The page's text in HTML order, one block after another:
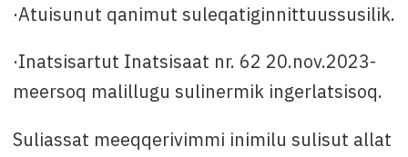
·Atuisunut qanimut suleqatiginnittuussusilik.
·Inatsisartut Inatsisaat nr. 62 20.nov.2023-
meersoq malillugu sulinermik ingerlatsisoq.
Suliassat meeqqerivimmi inimilu sulisut allat